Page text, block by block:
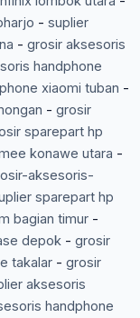
- suplier
- grosir aksesoris
handphone
xiaomi tuban -
- grosir
sparepart hp
konawe utara -
aksesoris-
sparepart hp
bagian timur-
depok- grosir
takalar- grosir
aksesoris
handphone